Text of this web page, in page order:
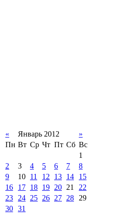
« Январь 2012
»
Пн Вт Ср Чт Пт Сб Вс
1
2
3 4 5 6 7
8
9
10 11 12 13 14
15
16
17 18 19 20 21
22
23 24 25 26 27 28 29
30 31